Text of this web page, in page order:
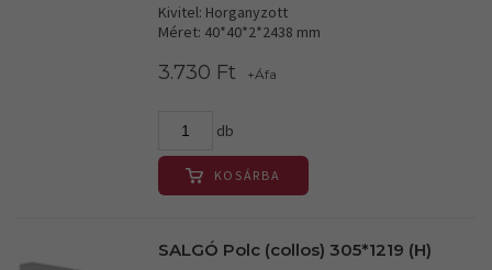
Kivitel: Horganyzott
Méret: 40*40*2*2438 mm
3.730 Ft +Áfa
db
KOSÁRBA
SALGÓ Polc (collos) 305*1219 (H)